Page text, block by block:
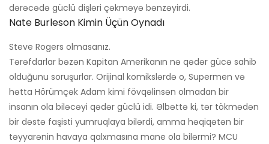
dərəcədə güclü dişləri çəkməyə bənzəyirdi.
Nate Burleson Kimin Üçün Oynadı
Steve Rogers olmasanız.
Tərəfdarlar bəzən Kapitan Amerikanın nə qədər gücə sahib
olduğunu soruşurlar. Orijinal komikslərdə o, Supermen və
hətta Hörümçək Adam kimi fövqəlinsən olmadan bir
insanın ola biləcəyi qədər güclü idi. Əlbəttə ki, tər tökmədən
bir dəstə faşisti yumruqlaya bilərdi, amma həqiqətən bir
təyyarənin havaya qalxmasına mane ola bilərmi? MCU